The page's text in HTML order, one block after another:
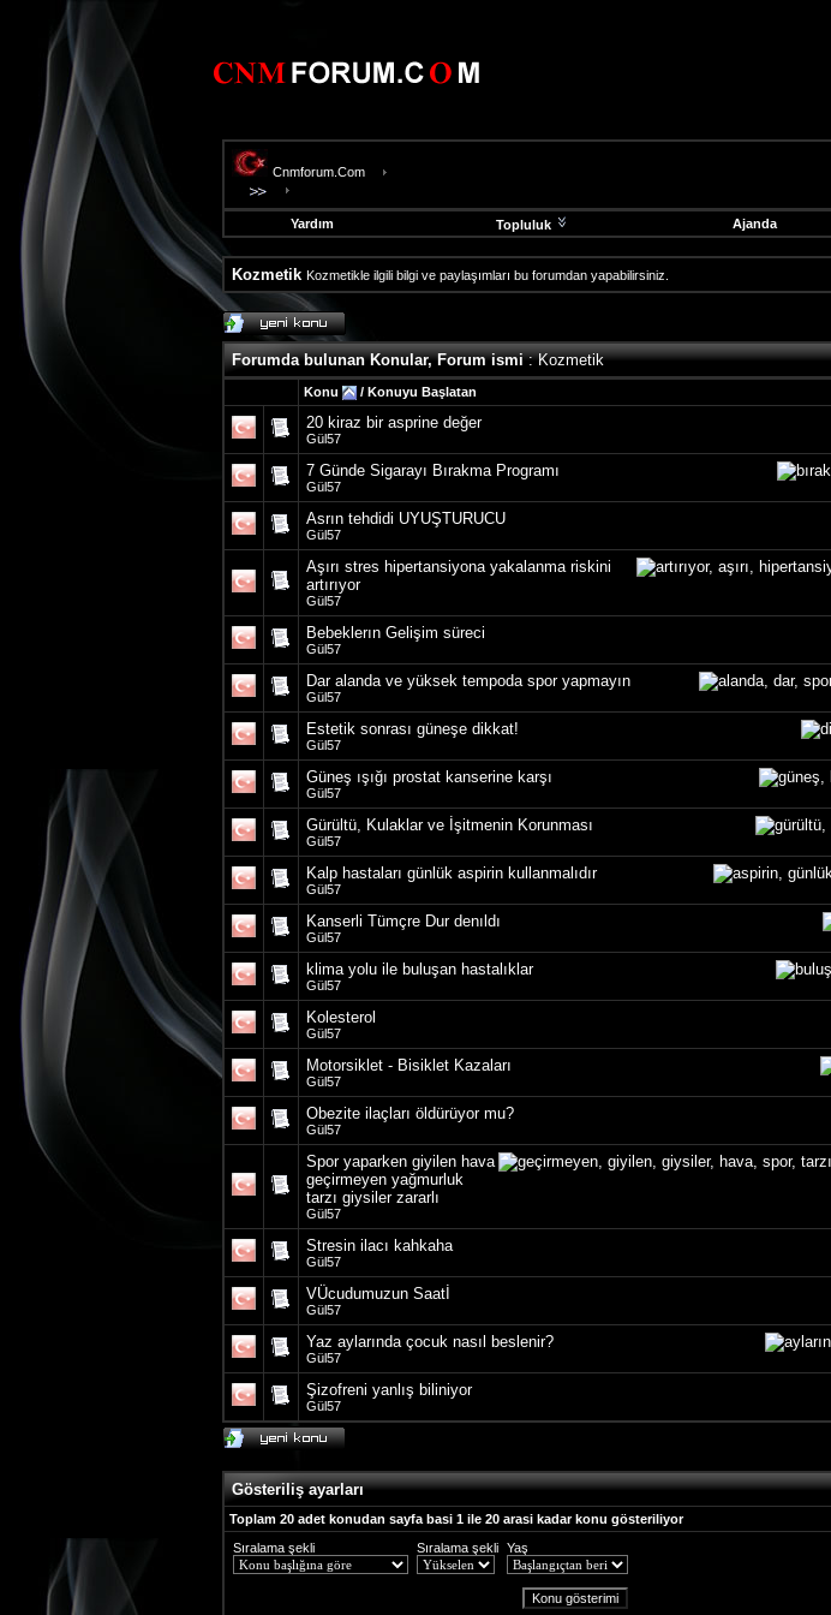
Cnmforum.Com
Yardım Topluluk Ajanda
Kozmetik Kozmetikle ilgili bilgi ve paylaşımları bu forumdan yapabilirsiniz.
evooli
fethiye
escort
gaziantep
gaziantep
escort
Forumda bulunan Konular, Forum ismi: Kozmetik
Konu / Konuyu Başlatan
20 kiraz bir asprine değer
Gül57
7 Günde Sigarayı Bırakma Programı
Gül57
Asrın tehdidi UYUŞTURUCU
Gül57
Aşırı stres hipertansiyona yakalanma riskini
artırıyor
Gül57
Bebeklerın Gelişim süreci
Gül57
Dar alanda ve yüksek tempoda spor yapmayın
Gül57
Estetik sonrası güneşe dikkat!
Gül57
Güneş ışığı prostat kanserine karşı
Gül57
Gürültü, Kulaklar ve İşitmenin Korunması
Gül57
Kalp hastaları günlük aspirin kullanmalıdır
Gül57
Kanserli Tümçre Dur denıldı
Gül57
klima yolu ile buluşan hastalıklar
Gül57
Kolesterol
Gül57
Motorsiklet - Bisiklet Kazaları
Gül57
Obezite ilaçları öldürüyor mu?
Gül57
Spor yaparken giyilen hava
geçirmeyen yağmurluk
tarzı giysiler zararlı
Gül57
Stresin ilacı kahkaha
Gül57
VÜcudumuzun Saatİ
Gül57
Yaz aylarında çocuk nasıl beslenir?
Gül57
Şizofreni yanlış biliniyor
Gül57
Gösteriliş ayarları
Toplam 20 adet konudan sayfa basi 1 ile 20 arasi kadar konu gösteriliyor
Sıralama şekli
Sıralama şekli Yaş